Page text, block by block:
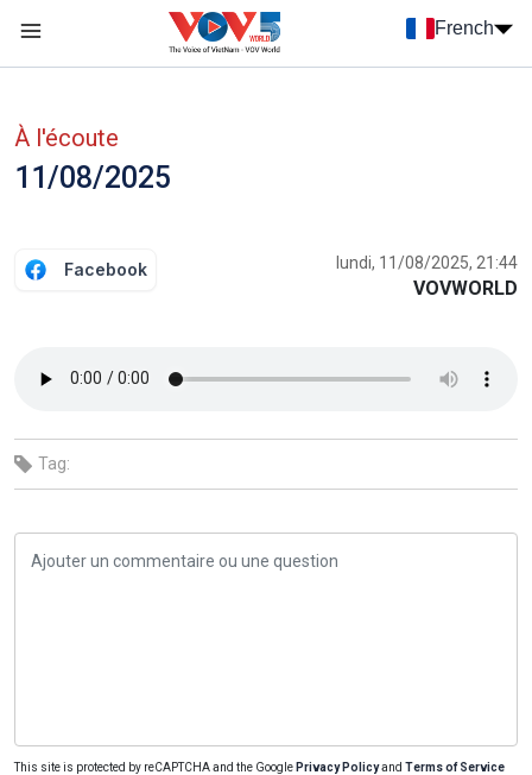
French
À l'écoute
11/08/2025
Facebook lundi, 11/08/2025, 21:44
VOVWORLD
Tag:
This site is protected by reCAPTCHA and the Google Privacy Policyand Terms of Service